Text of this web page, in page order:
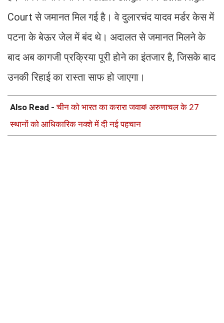
Court से जमानत मिल गई है। वे दुलारचंद यादव मर्डर केस में
पटना के बेऊर जेल में बंद थे। अदालत से जमानत मिलने के
बाद अब कागजी प्रक्रिया पूरी होने का इंतजार है, जिसके बाद
उनकी रिहाई का रास्ता साफ हो जाएगा।
Also Read -चीन को भारत का करारा जवाब! अरुणाचल के 27
स्थानों को आधिकारिक नक्शे में दी नई पहचान